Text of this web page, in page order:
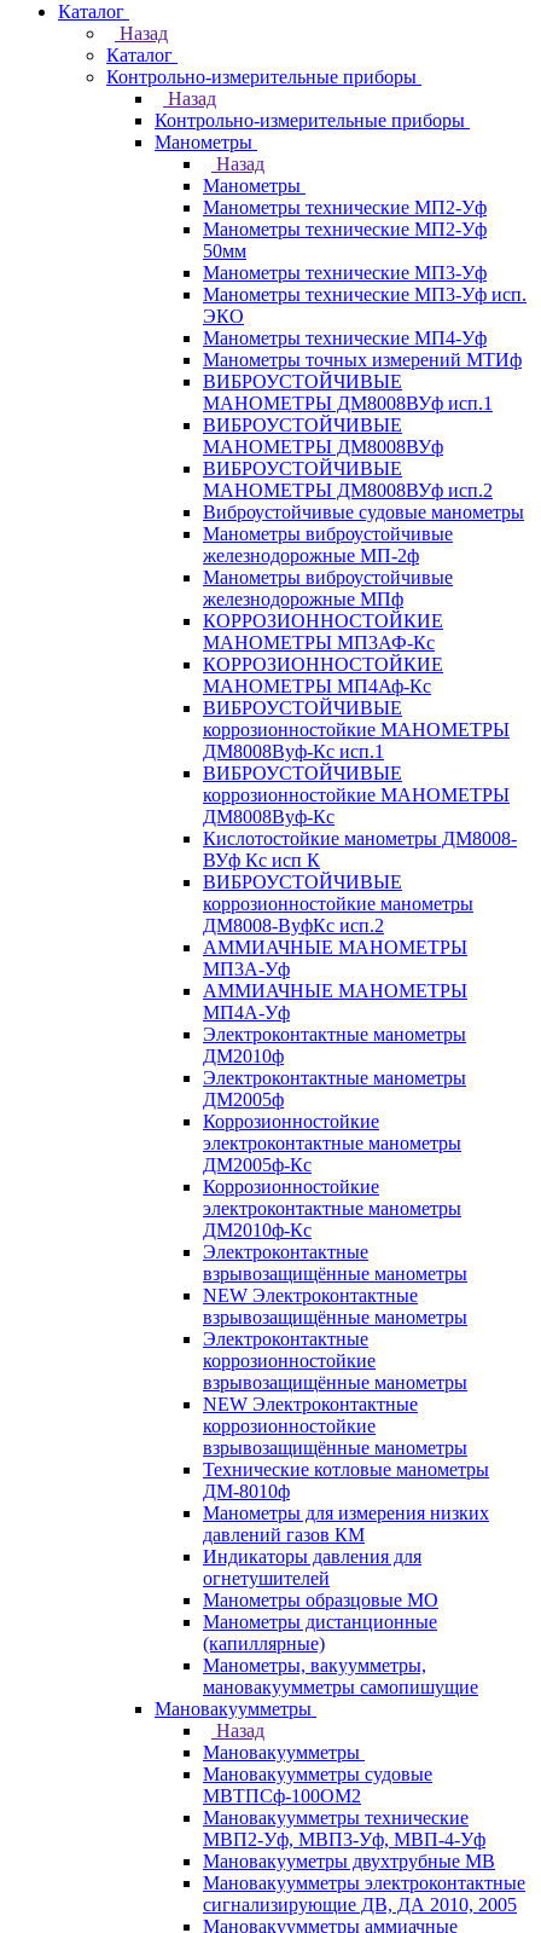
Каталог
Назад
Каталог
Контрольно-измерительные приборы
Назад
Контрольно-измерительные приборы
Манометры
Назад
Манометры
Манометры технические МП2-Уф
Манометры технические МП2-Уф
50мм
Манометры технические МП3-Уф
Манометры технические МП3-Уф исп.
ЭКО
Манометры технические МП4-Уф
Манометры точных измерений МТИф
ВИБРОУСТОЙЧИВЫЕ
МАНОМЕТРЫ ДМ8008ВУф исп.1
ВИБРОУСТОЙЧИВЫЕ
МАНОМЕТРЫ ДМ8008ВУф
ВИБРОУСТОЙЧИВЫЕ
МАНОМЕТРЫ ДМ8008ВУф исп.2
Виброустойчивые судовые манометры
Манометры виброустойчивые
железнодорожные МП-2ф
Манометры виброустойчивые
железнодорожные МПф
КОРРОЗИОННОСТОЙКИЕ
МАНОМЕТРЫ МП3АФ-Кс
КОРРОЗИОННОСТОЙКИЕ
МАНОМЕТРЫ МП4Аф-Кс
ВИБРОУСТОЙЧИВЫЕ
коррозионностойкие МАНОМЕТРЫ
ДМ8008Вуф-Кс исп.1
ВИБРОУСТОЙЧИВЫЕ
коррозионностойкие МАНОМЕТРЫ
ДМ8008Вуф-Кс
Кислотостойкие манометры ДМ8008-
ВУф Кс исп К
ВИБРОУСТОЙЧИВЫЕ
коррозионностойкие манометры
ДМ8008-ВуфКс исп.2
АММИАЧНЫЕ МАНОМЕТРЫ
МП3А-Уф
АММИАЧНЫЕ МАНОМЕТРЫ
МП4А-Уф
Электроконтактные манометры
ДМ2010ф
Электроконтактные манометры
ДМ2005ф
Коррозионностойкие
электроконтактные манометры
ДМ2005ф-Кс
Коррозионностойкие
электроконтактные манометры
ДМ2010ф-Кс
Электроконтактные
взрывозащищённые манометры
NEW Электроконтактные
взрывозащищённые манометры
Электроконтактные
коррозионностойкие
взрывозащищённые манометры
NEW Электроконтактные
коррозионностойкие
взрывозащищённые манометры
Технические котловые манометры
ДМ-8010ф
Манометры для измерения низких
давлений газов КМ
Индикаторы давления для
огнетушителей
Манометры образцовые МО
Манометры дистанционные
(капиллярные)
Манометры, вакуумметры,
мановакуумметры самопишущие
Мановакуумметры
Назад
Мановакуумметры
Мановакуумметры судовые
МВТПСф-100ОМ2
Мановакуумметры технические
МВП2-Уф, МВП3-Уф, МВП-4-Уф
Мановакууметры двухтрубные МВ
Мановакуумметры электроконтактные
сигнализирующие ДВ, ДА 2010, 2005
Мановакуумметры аммиачные